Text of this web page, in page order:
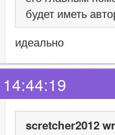
будет иметь
идеально
scretcher2012